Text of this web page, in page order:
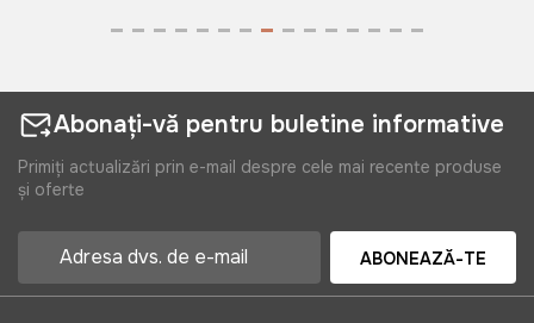
Abonați-vă pentru buletine informative
Primiți actualizări prin e-mail despre cele mai recente produse
și oferte
ABONEAZĂ-TE